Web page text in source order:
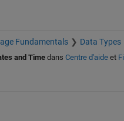
Fundamentals Data Types
and Timedans Centre d'aideet